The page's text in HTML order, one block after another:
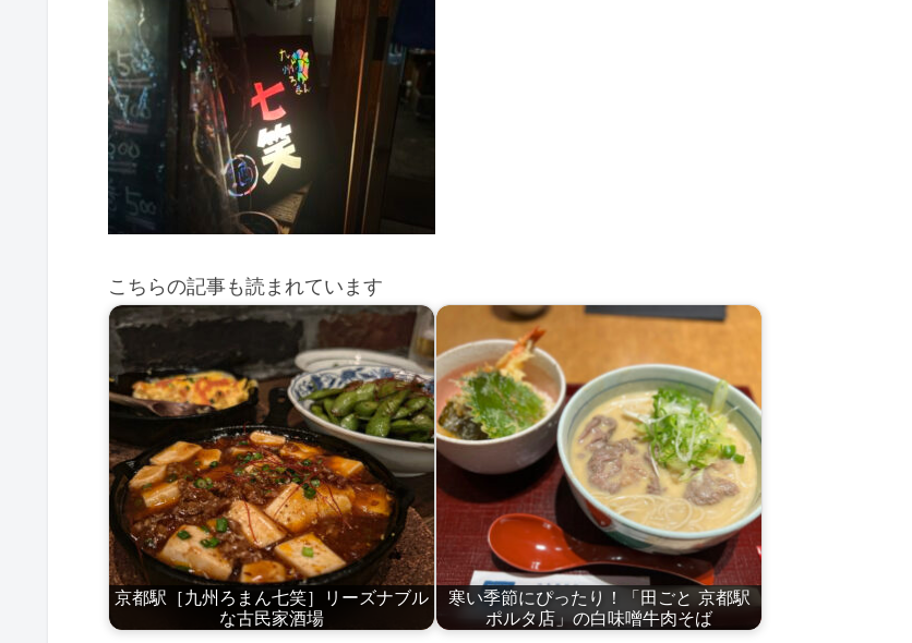
こちらの記事も読まれています
京都駅［九州ろまん七笑］リーズナブル
な古民家酒場
寒い季節にぴったり！「田ごと 京都駅
ポルタ店」の白味噌牛肉そば